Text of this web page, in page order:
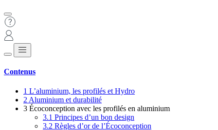
Contenus
1 L’aluminium, les profilés et Hydro
2 Aluminium et durabilité
3 Écoconception avec les profilés en aluminium
3.1 Principes d’un bon design
3.2 Règles d’or de l’Écoconception